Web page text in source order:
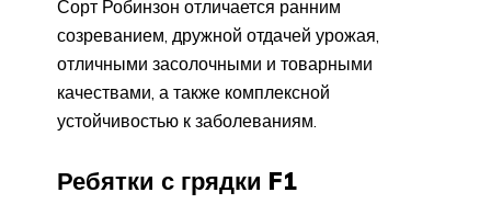
Сорт Робинзон отличается ранним
созреванием, дружной отдачей урожая,
отличными засолочными и товарными
качествами, а также комплексной
устойчивостью к заболеваниям.
Ребятки с грядки F1